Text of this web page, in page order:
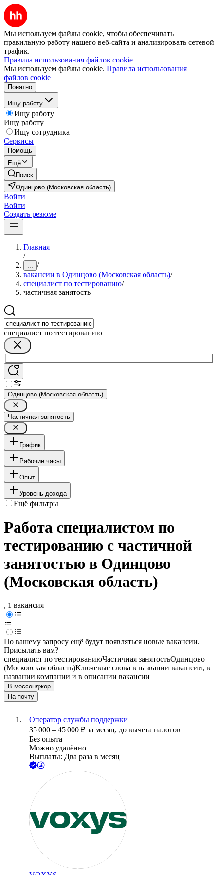
Мы используем файлы cookie, чтобы обеспечивать
правильную работу нашего веб-сайта и анализировать сетевой
трафик.
Правила использования файлов cookie
Мы используем файлы cookie. Правила использования
файлов cookie
Понятно
Ищу работу
Ищу работу
Ищу работу
Ищу сотрудника
Сервисы
Помощь
Ещё
Поиск
Одинцово (Московская область)
Войти
Войти
Создать резюме
Главная
/
... /
вакансии в Одинцово (Московская область)/
специалист по тестированию/
частичная занятость
специалист по тестированию
Одинцово (Московская область)
Частичная занятость
График
Рабочие часы
Опыт
Уровень дохода
Ещё фильтры
Работа специалистом по
тестированию с частичной
занятостью в Одинцово
(Московская область)
, 1 вакансия
По вашему запросу ещё будут появляться новые вакансии.
Присылать вам?
специалист по тестированиюЧастичная занятостьОдинцово
(Московская область)Ключевые слова в названии вакансии, в
названии компании и в описании вакансии
В мессенджер
На почту
Оператор службы поддержки
35 000 – 45 000 ₽ за месяц, до вычета налогов
Без опыта
Можно удалённо
Выплаты: Два раза в месяц